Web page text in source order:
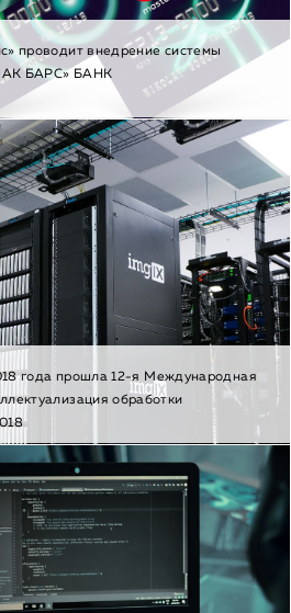
проводит внедрение системы
БАРС» БАНК
года прошла 12-я Международная
обработки